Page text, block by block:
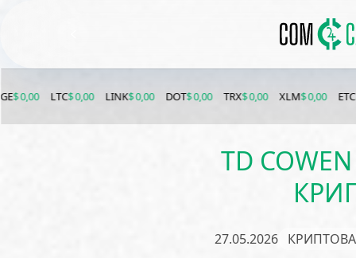
$ 0,00 LINK$ 0,00 DOT$ 0,00 TRX$ 0,00 XLM$ 0,00 ETC$ 0,00
TD
27.05.2026